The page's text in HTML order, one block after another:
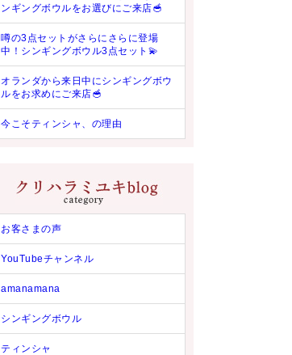
ンギングボウルをお選びにご来店🥣
噂の3点セットがさらにさらに登場
中！シンギングボウル3点セット💫
オランダから来日中にシンギングボウ
ルをお求めにご来店🥣
今こそティンシャ、の理由
お客さまの声
YouTubeチャンネル
amanamana
シンギングボウル
ティンシャ